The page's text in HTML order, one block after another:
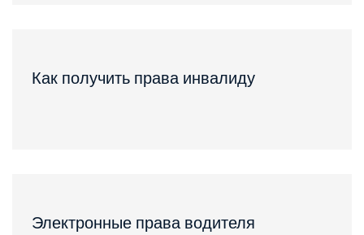
Как получить права инвалиду
Электронные права водителя